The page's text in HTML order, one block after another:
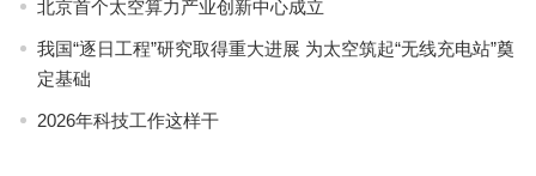
北京首个太空算力产业创新中心成立
我国“逐日工程”研究取得重大进展 为太空筑起“无线充电站”奠
定基础
2026年科技工作这样干